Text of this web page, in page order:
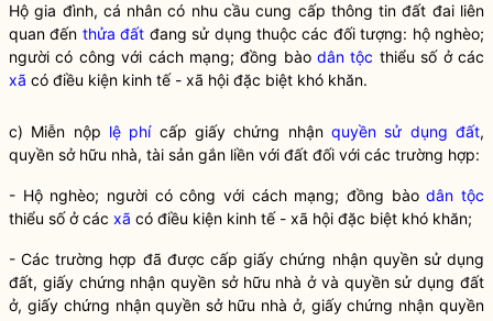
Hộ gia đình, cá nhân có nhu cầu cung cấp thông tin đất đai liên
quan đến thửa đất đang sử dụng thuộc các đối tượng: hộ nghèo;
người có công với cách mạng; đồng bàodân tộc thiểu số ở các
xã có điều kiện kinh tế - xã hội đặc biệt khó khăn.
c) Miễn nộp lệ phícấp giấy chứng nhậnquyền sử dụng đất,
quyền sở hữu nhà, tài sản gắn liền với đất đối với các trường hợp:
- Hộ nghèo; người có công với cách mạng; đồng bàodân tộc
thiểu số ở các xã có điều kiện kinh tế - xã hội đặc biệt khó khăn;
- Các trường hợp đã được cấp giấy chứng nhận quyền sử dụng
đất, giấy chứng nhận quyền sở hữu nhà ở và quyền sử dụng đất
ở, giấy chứng nhận quyền sở hữu nhà ở, giấy chứng nhận quyền